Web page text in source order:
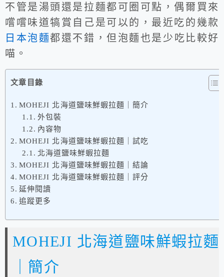
不管是湯頭還是拉麵都可圈可點，偶爾買來
嚐嚐味道犒賞自己是可以的，最近吃的幾款
日本泡麵都還不錯，但泡麵也是少吃比較好
喵。
文章目錄
MOHEJI 北海道鹽味鮮蝦拉麵｜簡介
外包裝
內容物
MOHEJI 北海道鹽味鮮蝦拉麵｜試吃
北海道鹽味鮮蝦拉麵
MOHEJI 北海道鹽味鮮蝦拉麵｜結論
MOHEJI 北海道鹽味鮮蝦拉麵｜評分
延伸閱讀
追蹤更多
MOHEJI 北海道鹽味鮮蝦拉麵
｜簡介